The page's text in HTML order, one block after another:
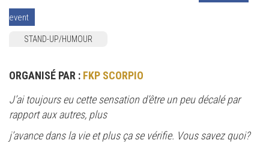
event
STAND-UP/HUMOUR
ORGANISÉ PAR : FKP SCORPIO
J’ai toujours eu cette sensation d’être un peu décalé par
rapport aux autres, plus
j’avance dans la vie et plus ça se vérifie. Vous savez quoi?